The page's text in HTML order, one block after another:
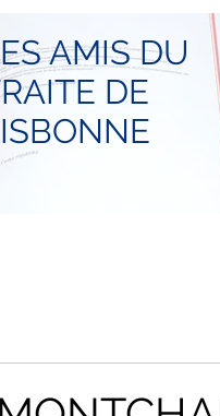
AMIS DU
DE